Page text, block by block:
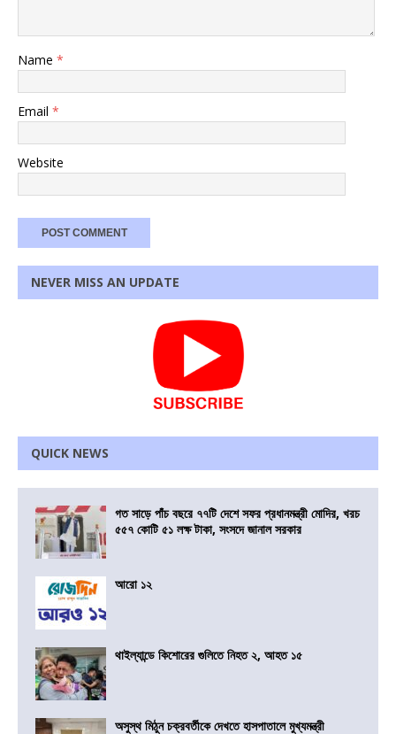
Name *
Email *
Website
NEVER MISS AN UPDATE
QUICK NEWS
গত সাড়ে পাঁচ বছরে ৭৭টি দেশে সফর প্রধানমন্ত্রী মোদির, খরচ
৫৫৭ কোটি ৫১ লক্ষ টাকা, সংসদে জানাল সরকার
আরো ১২
থাইল্যান্ডে কিশোরের গুলিতে নিহত ২, আহত ১৫
অসুস্থ মিঠুন চক্রবর্তীকে দেখতে হাসপাতালে মুখ্যমন্ত্রী